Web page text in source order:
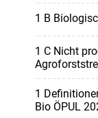
1 B
1 C Nicht
1
Bio ÖPUL